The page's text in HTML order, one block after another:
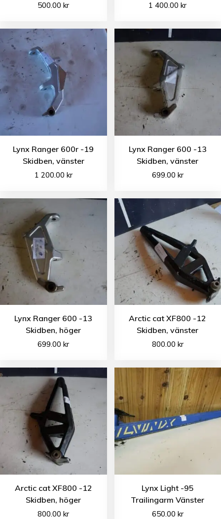
500.00kr 1 400.00kr
Lynx Ranger 600r -19
Skidben, vänster
1 200.00 kr
Lynx Ranger 600 -13
Skidben, vänster
699.00 kr
Lynx Ranger 600 -13
Skidben, höger
699.00kr
Arctic cat XF800 -12
Skidben, vänster
800.00 kr
Arctic cat XF800 -12
Skidben, höger
800.00kr
Lynx Light -95
Trailingarm Vänster
650.00 kr